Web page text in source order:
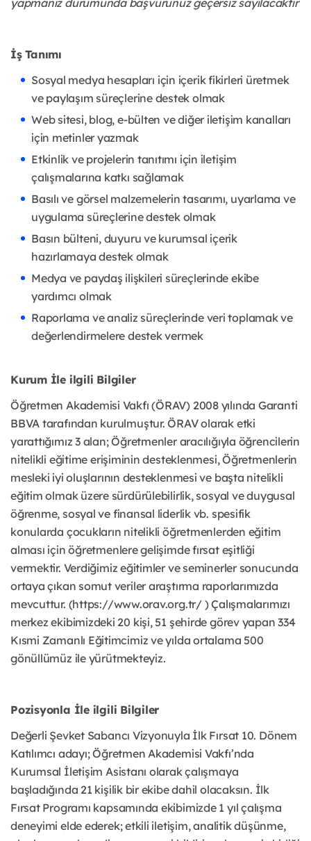
yapmanız durumunda başvurunuz geçersiz sayılacaktır
İş Tanımı
Sosyal medya hesapları için içerik fikirleri üretmek
ve paylaşım süreçlerine destek olmak
Web sitesi, blog, e-bülten ve diğer iletişim kanalları
için metinler yazmak
Etkinlik ve projelerin tanıtımı için iletişim
çalışmalarına katkı sağlamak
Basılı ve görsel malzemelerin tasarımı, uyarlama ve
uygulama süreçlerine destek olmak
Basın bülteni, duyuru ve kurumsal içerik
hazırlamaya destek olmak
Medya ve paydaş ilişkileri süreçlerinde ekibe
yardımcı olmak
Raporlama ve analiz süreçlerinde veri toplamak ve
değerlendirmelere destek vermek
Kurum İle ilgili Bilgiler
Öğretmen Akademisi Vakfı (ÖRAV) 2008 yılında Garanti
BBVA tarafından kurulmuştur. ÖRAV olarak etki
yarattığımız 3 alan; Öğretmenler aracılığıyla öğrencilerin
nitelikli eğitime erişiminin desteklenmesi, Öğretmenlerin
mesleki iyi oluşlarının desteklenmesi ve başta nitelikli
eğitim olmak üzere sürdürülebilirlik, sosyal ve duygusal
öğrenme, sosyal ve finansal liderlik vb. spesifik
konularda çocukların nitelikli öğretmenlerden eğitim
alması için öğretmenlere gelişimde fırsat eşitliği
vermektir. Verdiğimiz eğitimler ve seminerler sonucunda
ortaya çıkan somut veriler araştırma raporlarımızda
mevcuttur. (https://www.orav.org.tr/ ) Çalışmalarımızı
merkez ekibimizdeki 20 kişi, 51 şehirde görev yapan 334
Kısmi Zamanlı Eğitimcimiz ve yılda ortalama 500
gönüllümüz ile yürütmekteyiz.
Pozisyonla İle ilgili Bilgiler
Değerli Şevket Sabancı Vizyonuyla İlk Fırsat 10. Dönem
Katılımcı adayı; Öğretmen Akademisi Vakfı’nda
Kurumsal İletişim Asistanı olarak çalışmaya
başladığında 21 kişilik bir ekibe dahil olacaksın. İlk
Fırsat Programı kapsamında ekibimizde 1 yıl çalışma
deneyimi elde ederek; etkili iletişim, analitik düşünme,